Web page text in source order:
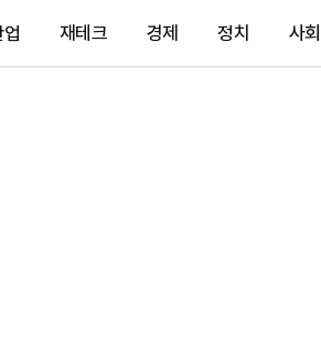
재테크 경제 정치 사